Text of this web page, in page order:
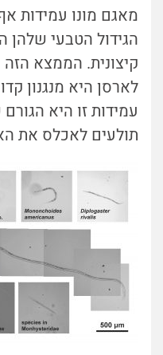
מאגם מונו עמידות
הגידול הטבעי שלהן
קיצונית. הממצא
לארסן היא מנגנון
עמידות זו היא
תולעים לאכלס את